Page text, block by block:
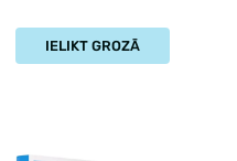
IELIKT GROZĀ